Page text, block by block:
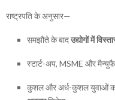
राष्ट्रपति के अनुसार—
समझौते के बादउद्योगों में
स्टार्ट-अप, MSME और
कुशल और अर्ध-कुशल युवाओं